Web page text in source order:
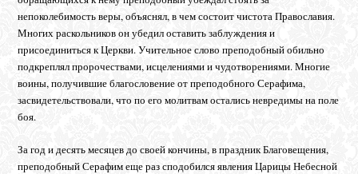
непоколебимость веры, объяснял, в чем состоит чистота Православия.
Многих раскольников он убедил оставить заблуждения и
присоединиться к Церкви. Учительное слово преподобный обильно
подкреплял пророчествами, исцелениями и чудотворениями. Многие
воины, получившие благословение от преподобного Серафима,
засвидетельствовали, что по его молитвам остались невредимы на поле
боя.
За год и десять месяцев до своей кончины, в праздник Благовещения,
преподобный Серафим еще раз сподобился явления Царицы Небесной